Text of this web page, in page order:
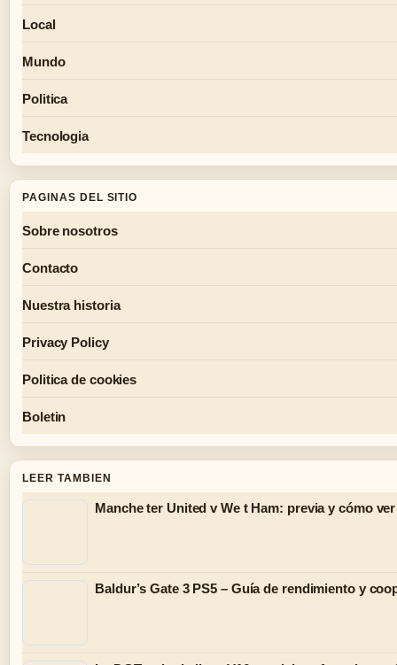
Local
Mundo
Politica
Tecnologia
PAGINAS DEL SITIO
Sobre nosotros
Contacto
Nuestra historia
Privacy Policy
Politica de cookies
Boletin
LEER TAMBIEN
Manche ter United v We t Ham: previa y cómo
Baldur’s Gate 3 PS5 – Guía de rendimiento y